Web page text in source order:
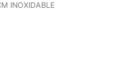
INOXIDABLE